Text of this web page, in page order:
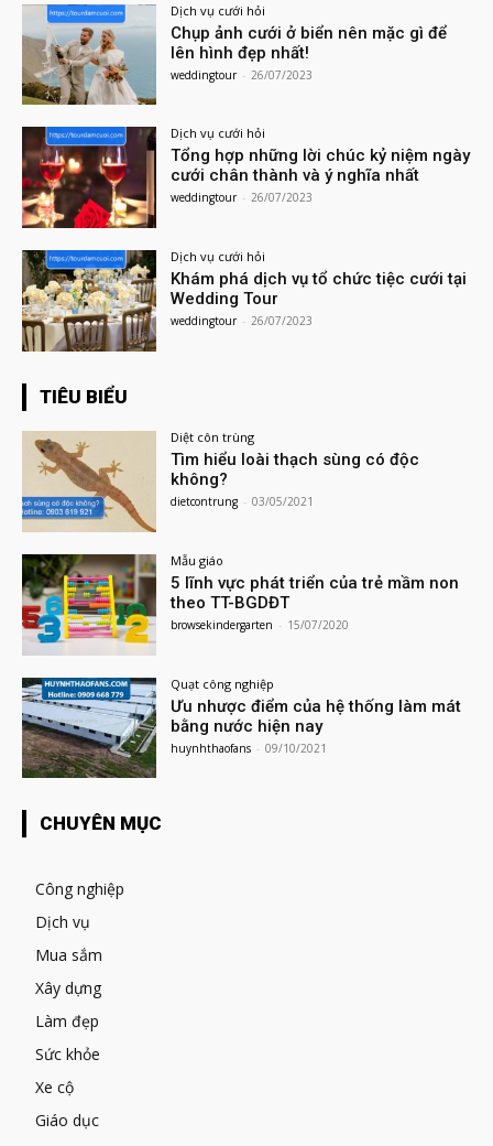
Dịch vụ cưới hỏi
Chụp ảnh cưới ở biển nên mặc gì để
lên hình đẹp nhất!
weddingtour - 26/07/2023
Dịch vụ cưới hỏi
Tổng hợp những lời chúc kỷ niệm ngày
cưới chân thành và ý nghĩa nhất
weddingtour - 26/07/2023
Dịch vụ cưới hỏi
Khám phá dịch vụ tổ chức tiệc cưới tại
Wedding Tour
weddingtour - 26/07/2023
TIÊU BIỂU
Diệt côn trùng
Tìm hiểu loài thạch sùng có độc
không?
dietcontrung - 03/05/2021
Mẫu giáo
5 lĩnh vực phát triển của trẻ mầm non
theo TT-BGDĐT
browsekindergarten - 15/07/2020
Quạt công nghiệp
Ưu nhược điểm của hệ thống làm mát
bằng nước hiện nay
huynhthaofans - 09/10/2021
CHUYÊN MỤC
Công nghiệp
Dịch vụ
Mua sắm
Xây dựng
Làm đẹp
Sức khỏe
Xe cộ
Giáo dục